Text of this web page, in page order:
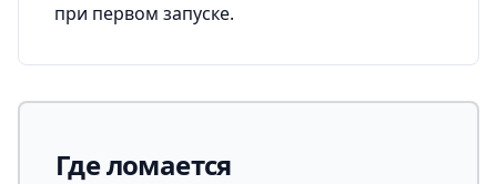
при первом запуске.
Где ломается